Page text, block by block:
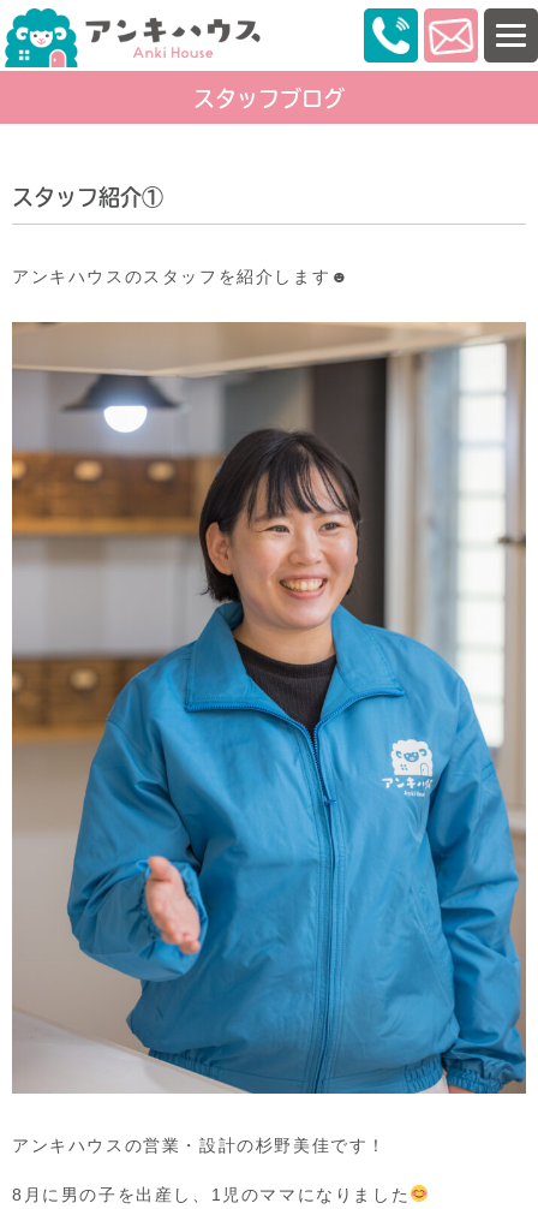
スタッフブログ
スタッフ紹介①
アンキハウスのスタッフを紹介します☻
アンキハウスの営業・設計の杉野美佳です！
8月に男の子を出産し、1児のママになりました